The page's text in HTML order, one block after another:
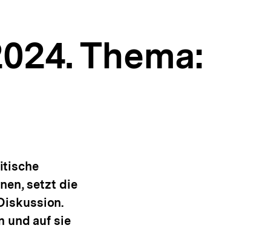
Thema:
setzt die
und auf sie